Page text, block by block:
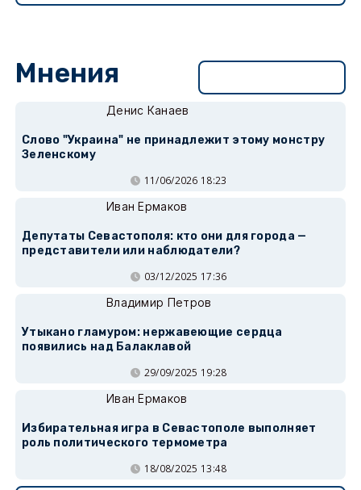
Мнения
Денис Канаев
Слово "Украина" не принадлежит этому монстру
Зеленскому
11/06/2026 18:23
Иван Ермаков
Депутаты Севастополя: кто они для города —
представители или наблюдатели?
03/12/2025 17:36
Владимир Петров
Утыкано гламуром: нержавеющие сердца
появились над Балаклавой
29/09/2025 19:28
Иван Ермаков
Избирательная игра в Севастополе выполняет
роль политического термометра
18/08/2025 13:48